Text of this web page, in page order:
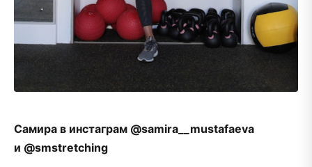
Самира в инстаграм @samira__mustafaeva
и @smstretching